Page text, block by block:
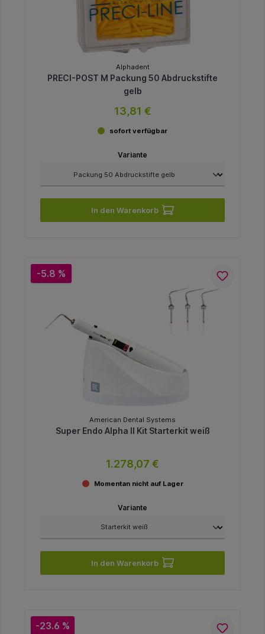
Alphadent
PRECI-POST M Packung 50 Abdruckstifte
gelb
13,81 €
sofort verfügbar
Variante
In den Warenkorb
-5.8 %
American Dental Systems
Super Endo Alpha II Kit Starterkit weiß
1.278,07 €
Momentan nicht auf Lager
Variante
In den Warenkorb
-23.6 %